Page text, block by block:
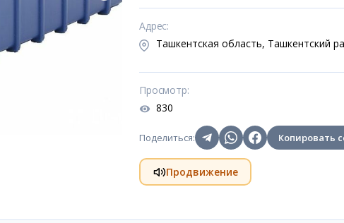
Адрес:
Ташкентская область, Ташкентский
Просмотр:
830
Поделиться: Копировать
Продвижение